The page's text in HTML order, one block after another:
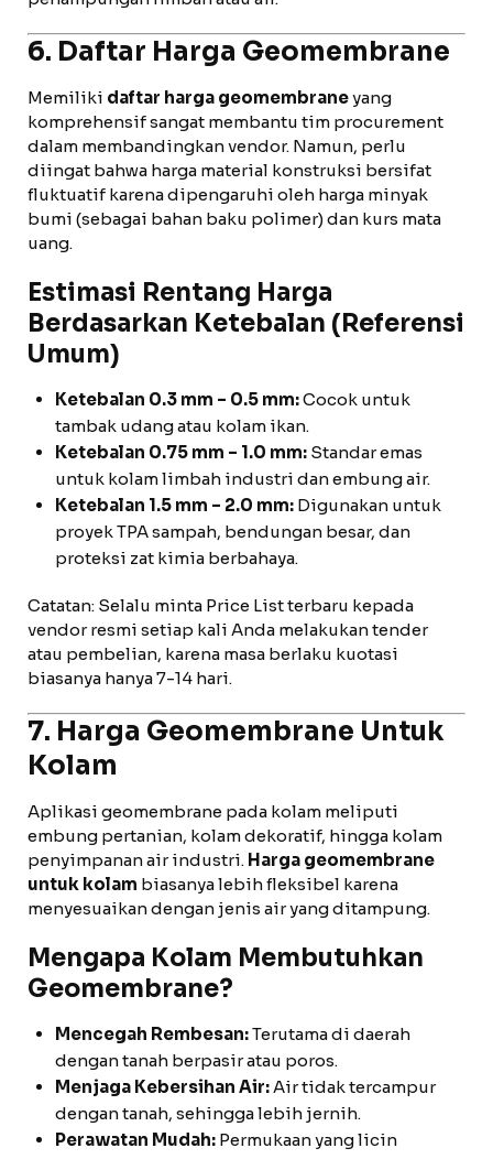
6. Daftar Harga Geomembrane
Memiliki daftar harga geomembraneyang
komprehensif sangat membantu tim procurement
dalam membandingkan vendor. Namun, perlu
diingat bahwa harga material konstruksi bersifat
fluktuatif karena dipengaruhi oleh harga minyak
bumi (sebagai bahan baku polimer) dan kurs mata
uang.
Estimasi Rentang Harga
Berdasarkan Ketebalan (Referensi
Umum)
Ketebalan 0.3 mm – 0.5 mm:Cocok untuk
tambak udang atau kolam ikan.
Ketebalan 0.75 mm – 1.0 mm: Standar emas
untuk kolam limbah industri dan embung air.
Ketebalan 1.5 mm – 2.0 mm: Digunakan untuk
proyek TPA sampah, bendungan besar, dan
proteksi zat kimia berbahaya.
Catatan: Selalu minta Price List terbaru kepada
vendor resmi setiap kali Anda melakukan tender
atau pembelian, karena masa berlaku kuotasi
biasanya hanya 7-14 hari.
7. Harga Geomembrane Untuk
Kolam
Aplikasi geomembrane pada kolam meliputi
embung pertanian, kolam dekoratif, hingga kolam
penyimpanan air industri. Harga geomembrane
untuk kolam biasanya lebih fleksibel karena
menyesuaikan dengan jenis air yang ditampung.
Mengapa Kolam Membutuhkan
Geomembrane?
Mencegah Rembesan:Terutama di daerah
dengan tanah berpasir atau poros.
Menjaga Kebersihan Air: Air tidak tercampur
dengan tanah, sehingga lebih jernih.
Perawatan Mudah: Permukaan yang licin